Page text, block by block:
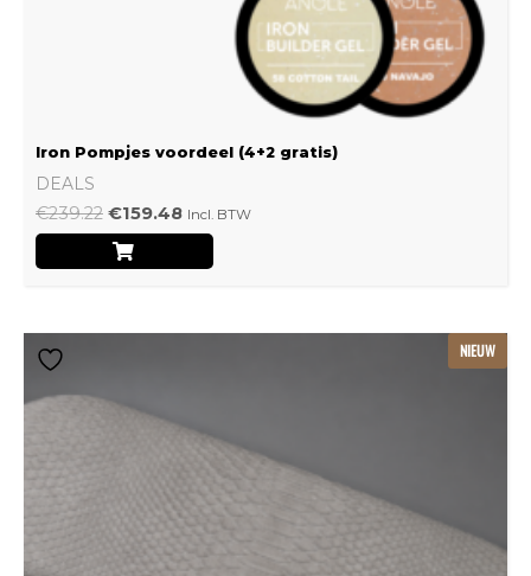
Iron Pompjes voordeel (4+2 gratis)
DEALS
€239.22 €159.48 Incl. BTW
NIEUW
meerdere